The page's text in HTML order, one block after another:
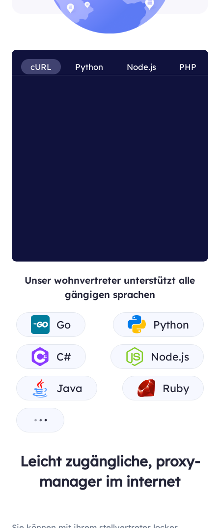
cURL Python Node.js PHP
Unser wohnvertreter unterstützt alle
gängigen sprachen
Go Python
C# Node.js
Java Ruby
Leicht zugängliche, proxy-
manager im internet